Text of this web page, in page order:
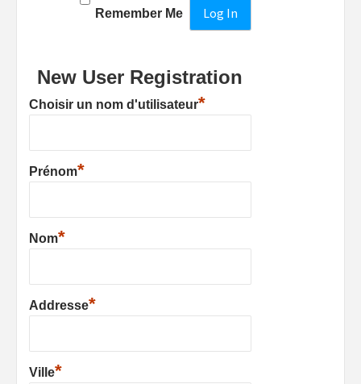
Remember Me
New User Registration
Choisir un nom d'utilisateur*
Prénom*
Nom*
Addresse*
Ville*